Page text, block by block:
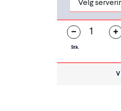
Stk.